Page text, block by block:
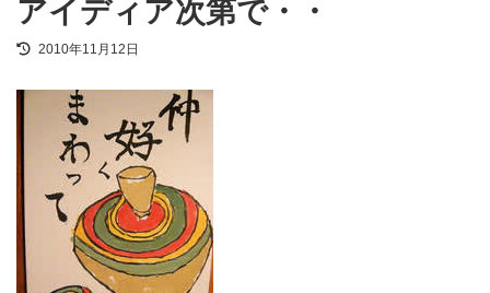
アイディア次第で・・
最
新
2010年11月12日